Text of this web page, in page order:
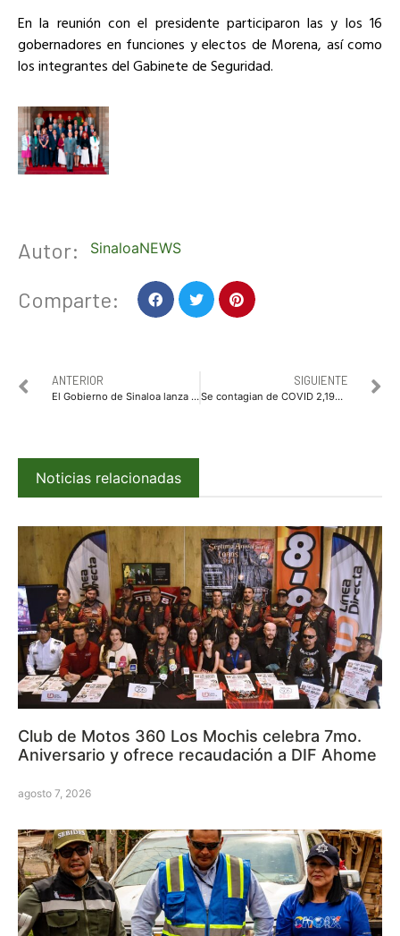
En la reunión con el presidente participaron las y los 16
gobernadores en funciones y electos de Morena, así como
los integrantes del Gabinete de Seguridad.
Autor: SinaloaNEWS
Comparte:
ANTERIOR
El Gobierno de Sinaloa lanza el programa “Cruzando Fronteras”
SIGUIENTE
Se contagian de COVID 2,196 niños menores de 10 años en Guanajuato
Noticias relacionadas
Club de Motos 360 Los Mochis celebra 7mo.
Aniversario y ofrece recaudación a DIF Ahome
agosto 7, 2026